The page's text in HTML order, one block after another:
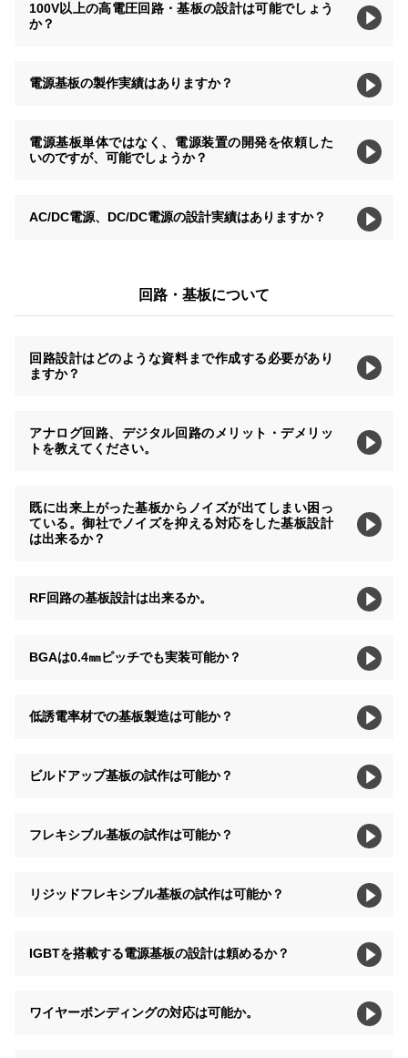
100V以上の高電圧回路・基板の設計は可能でしょう
か？
電源基板の製作実績はありますか？
電源基板単体ではなく、電源装置の開発を依頼した
いのですが、可能でしょうか？
AC/DC電源、DC/DC電源の設計実績はありますか？
回路・基板について
回路設計はどのような資料まで作成する必要があり
ますか？
アナログ回路、デジタル回路のメリット・デメリッ
トを教えてください。
既に出来上がった基板からノイズが出てしまい困っ
ている。御社でノイズを抑える対応をした基板設計
は出来るか？
RF回路の基板設計は出来るか。
BGAは0.4㎜ピッチでも実装可能か？
低誘電率材での基板製造は可能か？
ビルドアップ基板の試作は可能か？
フレキシブル基板の試作は可能か？
リジッドフレキシブル基板の試作は可能か？
IGBTを搭載する電源基板の設計は頼めるか？
ワイヤーボンディングの対応は可能か。